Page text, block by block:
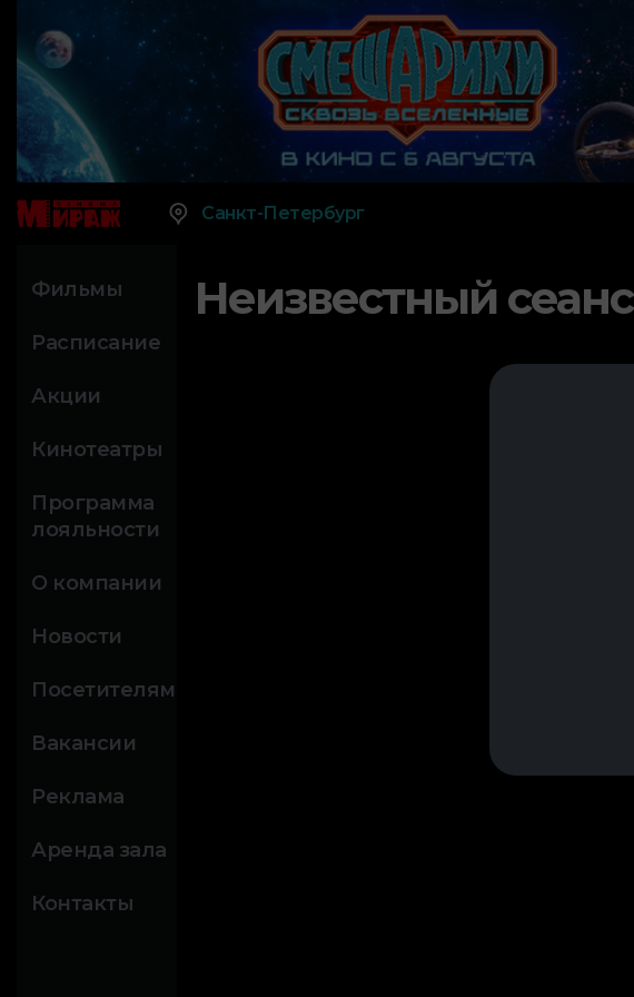
Санкт-Петербург
Фильмы
Расписание
Акции
Кинотеатры
Программа
лояльности
О компании
Новости
Посетителям
Вакансии
Реклама
Аренда зала
Контакты
Неизвестный сеанс